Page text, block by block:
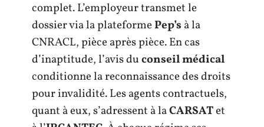
complet. L’employeur transmet le
dossier via la plateformePep’s à la
CNRACL, pièce après pièce. En cas
d’inaptitude, l’avis duconseil médical
conditionne la reconnaissance des droits
pour invalidité. Les agents contractuels,
quant à eux, s’adressent à laCARSATet